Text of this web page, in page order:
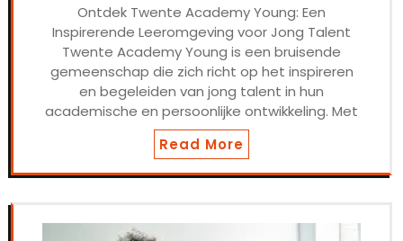
Ontdek Twente Academy Young: Een
Inspirerende Leeromgeving voor Jong Talent
Twente Academy Young is een bruisende
gemeenschap die zich richt op het inspireren
en begeleiden van jong talent in hun
academische en persoonlijke ontwikkeling. Met
Read More